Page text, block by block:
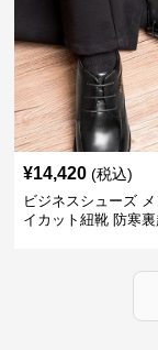
¥14,420 (税込)
ビジネスシューズ
イカット紐靴 防寒